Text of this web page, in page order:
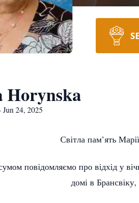
Horynska
24, 2025
Світла пам’ять
повідомляємо про відхід у
домі в